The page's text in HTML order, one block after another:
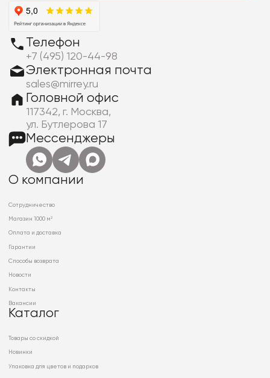
Телефон
+7 (495) 120-44-98
Электронная почта
sales@mirrey.ru
Головной офис
117342, г. Москва,
ул. Бутлерова 17
Мессенджеры
О компании
Сотрудничество
Магазин 1000 м²
Оплата и доставка
Гарантии
Способы возврата
Новости
Контакты
Вакансии
Каталог
Товары со скидкой
Новинки
Упаковка для цветов и подарков